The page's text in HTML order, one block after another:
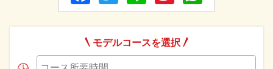
Weibo
モデルコースを選択